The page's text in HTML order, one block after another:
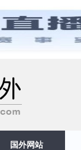
国外网站